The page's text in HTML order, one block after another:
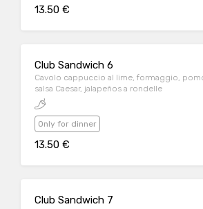
13.50 €
Club Sandwich 6
Cavolo cappuccio al lime, formaggio,
salsa Caesar, jalapeños a rondelle
Only for dinner
13.50 €
Club Sandwich 7